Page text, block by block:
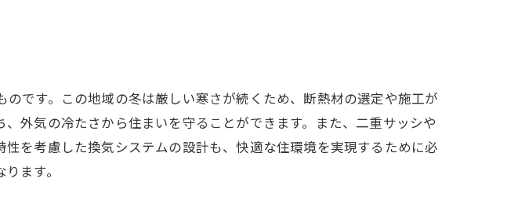
です。この地域の冬は厳しい寒さが続くため、断熱材の選定や施工が
外気の冷たさから住まいを守ることができます。また、二重サッシや
を考慮した換気システムの設計も、快適な住環境を実現するために必
ます。